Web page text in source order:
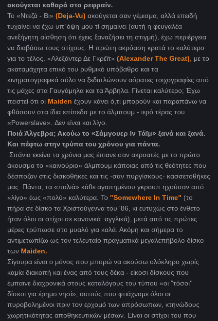
ακούγεται καθαρά στο ρεφραίν.
Το «Ντεζά - Βι» (Deja-Vu) ακούγεται σαν γέμισμα, αλλά επειδή
τυχαίνει να έχω υπ΄όψη μου τί σημαίνει (αυτή η φευγαλέα
ανεξήγητη αίσθηση ότι έχεις ξαναζήσει τη στιγμή), έχω περιέργεια
να διαβάσω τους στίχους. Η πρώτη ακρόαση κρατά το καλύτερο
για το τέλος. «Αλεξάντερ Δε Γκρέϊτ» (Alexander The Great)
με το
ακαταμάχητα επικό του ρυθμικό υπόβαθρο και τα
κινηματογραφικά σόλο να ξεδιπλώνουν αόρατες τοιχογραφίες από
τις μάχες στα Γαυγάμηλα και τα Άρβηλα. Γίνεται καλύτερο; Έχω
πειστεί ότι οι Maiden έχουν κάνει ό,τι μπορούν και παραπάνω να
φθάσουν στα ίδια επίπεδα με το άλμπουμ - ιερό τέρας του
«Powerslave». Δεν είναι και λίγο.
Ποιά Άλγεβρα; Ακούω το «Σάμγουερ Ιν Τάϊμ» ξανά και ξανά.
Και πέφτω στην τρύπα του χρόνου για πάντα.
Σπάνια εκείνα τα χρόνια μας έπιανε σαν ακροατές με το πρώτο
άκουσμα το «καινούριο» άλμπουμ κάποιας από τις θεότητες που
δέσποζαν στις δισκοθήκες και τις -σαν πυργίσκους- κασσετοθήκες
μας. Πάντα, τα «παλιά» κάθε αγαπημένου γκρουπ ηχούσαν από
«λίγο» έως «πολύ» καλύτερα. Το "Somewhere In Time" (το
πήρα σε δίσκο τα Χριστούγεννα του '86, κι ευτυχώς στο ένθετο
ήταν όλοι οι στίχοι σε κανονικά .αγγλικά), μετά από τις πρώτες
μέρες τρύπωσε στο μυαλό για καλά. Ακόμη και σήμερα το
αντιμετωπίζω ως τον τελευταίο πραγματικά μεγαλεπήβολο δίσκο
των Maiden.
Σίγουρα είναι ο μόνος που μπορώ να ακούσω ολόκληρο χωρίς
καμία διακοπή και ένας από τους δέκα - είκοσι δίσκους που
έμπαινε διαχρονικά στους καταλόγους του τύπου «οι "τόσοι''
δίσκοι για έρημο νησί», αυτούς που φτιάχναμε όλοι οι
πυροβολημένοι πριν τον ερχομό των απρόσωπων, κτηνώδους
χωρητικότητας αποθηκευτικών μέσων. Είναι οι στίχοι του που